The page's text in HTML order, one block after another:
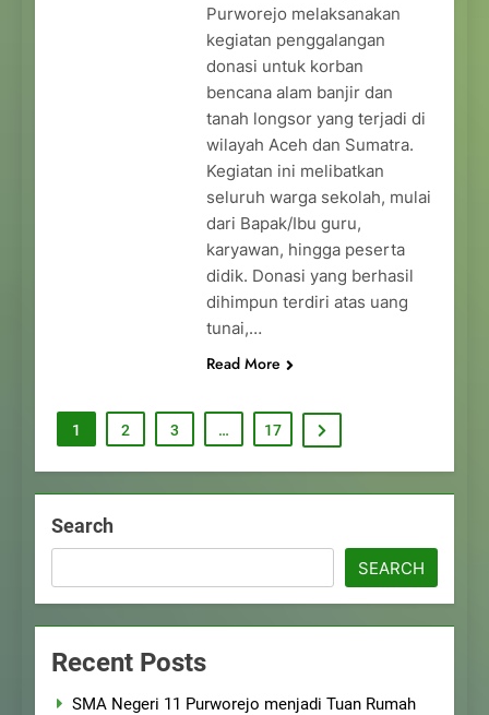
Purworejo melaksanakan
kegiatan penggalangan
donasi untuk korban
bencana alam banjir dan
tanah longsor yang terjadi di
wilayah Aceh dan Sumatra.
Kegiatan ini melibatkan
seluruh warga sekolah, mulai
dari Bapak/Ibu guru,
karyawan, hingga peserta
didik. Donasi yang berhasil
dihimpun terdiri atas uang
tunai,…
Read More
1 2 3 … 17
Search
SEARCH
Recent Posts
SMA Negeri 11 Purworejo menjadi Tuan Rumah